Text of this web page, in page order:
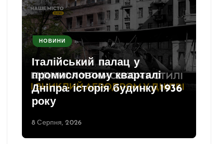
НОВИНИ
Італійський палац у
промисловому кварталі
Дніпра: історія будинку 1936
року
8 Серпня, 2026